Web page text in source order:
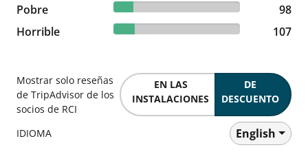
Pobre
15.38% reviewed Pobre
98 reviews
98
Horrible
16.8% reviewed Horrible
107 reviews 107
Mostrar solo reseñas
de TripAdvisor de los
socios de RCI
EN LAS
INSTALACIONES
DE
DESCUENTO
IDIOMA English